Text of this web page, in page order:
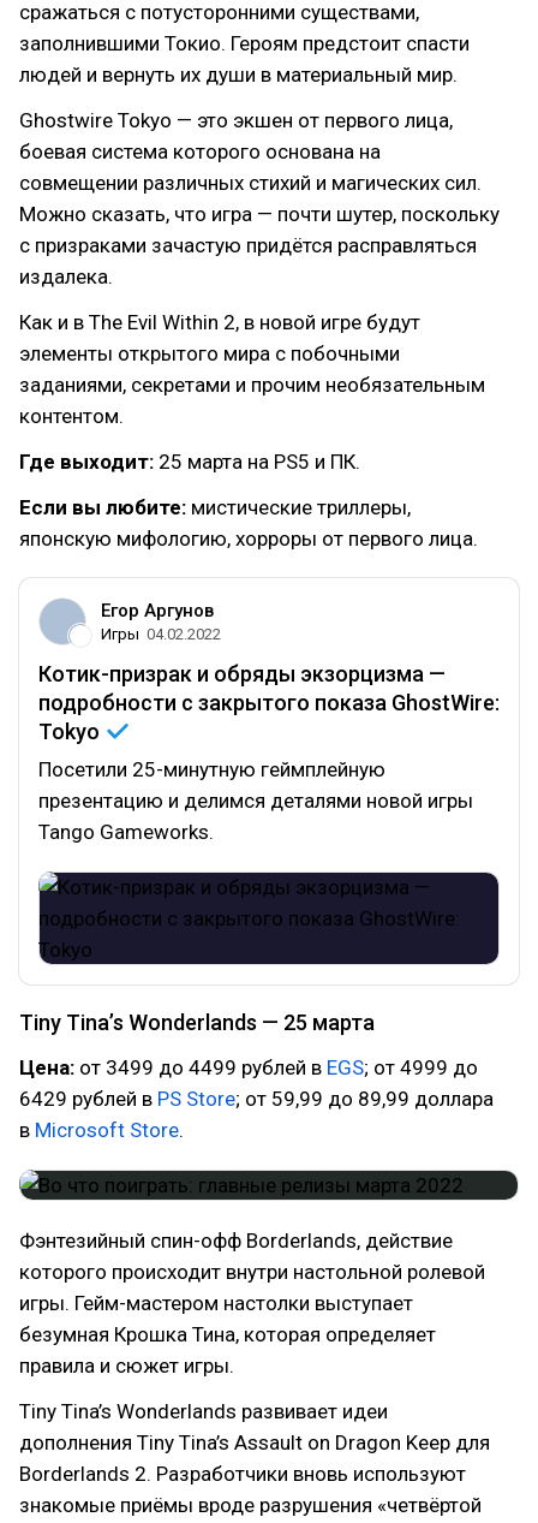
сражаться с потусторонними существами,
заполнившими Токио. Героям предстоит спасти
людей и вернуть их души в материальный мир.
Ghostwire Tokyo — это экшен от первого лица,
боевая система которого основана на
совмещении различных стихий и магических сил.
Можно сказать, что игра — почти шутер, поскольку
с призраками зачастую придётся расправляться
издалека.
Как и в The Evil Within 2, в новой игре будут
элементы открытого мира с побочными
заданиями, секретами и прочим необязательным
контентом.
Где выходит: 25 марта на PS5 и ПК.
Если вы любите: мистические триллеры,
японскую мифологию, хорроры от первого лица.
Егор Аргунов
Игры 04.02.2022
Котик-призрак и обряды экзорцизма —
подробности с закрытого показа GhostWire:
Tokyo
Посетили 25-минутную геймплейную
презентацию и делимся деталями новой игры
Tango Gameworks.
Tiny Tina’s Wonderlands — 25 марта
Цена: от 3499 до 4499 рублей в EGS; от 4999 до
6429 рублей в PS Store; от 59,99 до 89,99 доллара
в Microsoft Store.
Фэнтезийный спин-офф Borderlands, действие
которого происходит внутри настольной ролевой
игры. Гейм-мастером настолки выступает
безумная Крошка Тина, которая определяет
правила и сюжет игры.
Tiny Tina’s Wonderlands развивает идеи
дополнения Tiny Tina’s Assault on Dragon Keep для
Borderlands 2. Разработчики вновь используют
знакомые приёмы вроде разрушения «четвёртой